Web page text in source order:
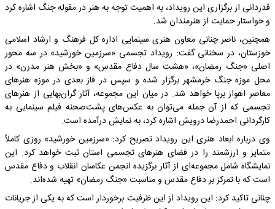
قدردانی از برگزاری این رویداد، به اهمیت توجه به هنر در مقوله جنگ اشاره کرد
و خواستار حمایت از هنرمندان شد.
همچنین، ناصر چنانی معاون هنری سینمایی اداره کل فرهنگ و ارشاد اسلامی
خوزستان، در سخنانی گفت: رویداد تجسمی «سرزمین خورشید» در سه محور
اصلی «جنگ رمضان»، «هشت سال دفاع مقدس» و «بخش هنر مدرن» در
محل موزه جنگ خرمشهر برگزار شده و سپس در فاز بعدی در موزه هنرهای
معاصر اهواز برپا خواهد شد. در میان این مجموعه، آثار گران‌بهایی از هنرهای
تجسمی که از آن جمله می‌توان به عکس‌های پشت‌صحنه فیلم سینمایی به
کارگردانی احمدرضا درویش اشاره کرد، به نمایش درآمده است.
وی درباره ابعاد هنری این رویداد تصریح کرد: «سرزمین خورشید» روزی کاملاً
متمایز و ارزشمند را در فضای هنرهای تجسمی استان ثبت خواهد کرد. این
نمایشگاه شامل مجموعه‌ای از آثار برگزیده انجمن عکاسان انقلاب و دفاع مقدس
است که با تمرکز بر دفاع مقدس و مناسبت «جنگ رمضان» تهیه شده‌اند.
چنانی تاکید کرد: این رویداد از این ظرفیت برخوردار است که به یکی از جریانات